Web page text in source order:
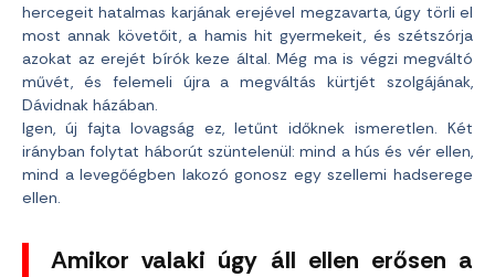
hercegeit hatalmas karjának erejével megzavarta, úgy törli el
most annak követőit, a hamis hit gyermekeit, és szétszórja
azokat az erejét bírók keze által. Még ma is végzi megváltó
művét, és felemeli újra a megváltás kürtjét szolgájának,
Dávidnak házában.
Igen, új fajta lovagság ez, letűnt időknek ismeretlen. Két
irányban folytat háborút szüntelenül: mind a hús és vér ellen,
mind a levegőégben lakozó gonosz egy szellemi hadserege
ellen.
Amikor valaki úgy áll ellen erősen a